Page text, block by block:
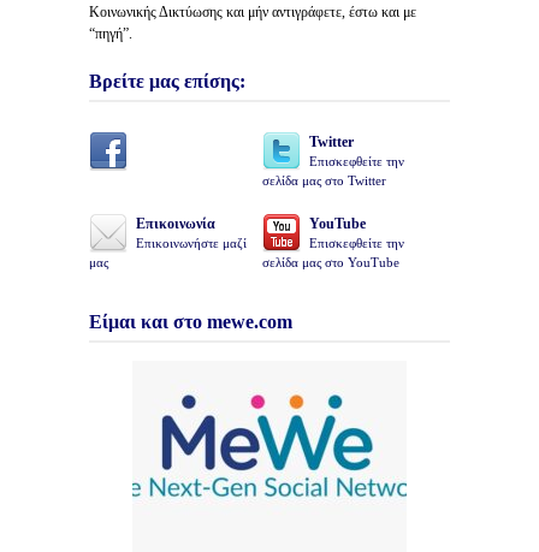
Κοινωνικής Δικτύωσης και μήν αντιγράφετε, έστω και με
“πηγή”.
Βρείτε μας επίσης:
Twitter
Επισκεφθείτε την
σελίδα μας στο Twitter
Επικοινωνία
Επικοινωνήστε μαζί
μας
YouTube
Επισκεφθείτε την
σελίδα μας στο YouTube
Είμαι και στο mewe.com